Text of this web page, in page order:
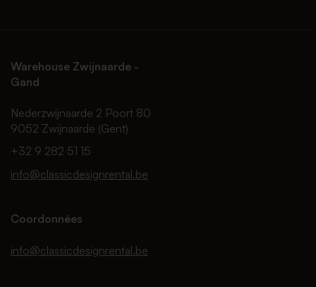
Warehouse Zwijnaarde -
Gand
Nederzwijnaarde 2 Poort 80
9052 Zwijnaarde (Gent)
+32 9 282 51 15
info@classicdesignrental.be
Coordonnées
info@classicdesignrental.be